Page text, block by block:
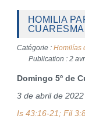
HOMILIA
Catégorie : Homilías
Publication : 2
Domingo 5º de
3 de abril de
Is 43:16-21; Fil